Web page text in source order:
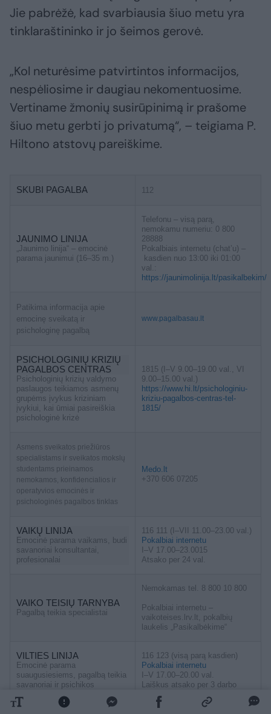
Jie pabrėžė, kad svarbiausia šiuo metu yra
tinklaraštininko ir jo šeimos gerovė.
„Kol neturėsime patvirtintos informacijos,
nespėliosime ir daugiau nekomentuosime.
Vertiname žmonių susirūpinimą ir prašome
šiuo metu gerbti jo privatumą“, – teigiama P.
Hiltono atstovų pareiškime.
SKUBI PAGALBA 112
JAUNIMO LINIJA
„Jaunimo linija“ – emocinė
parama jaunimui (16–35 m.)
Telefonu – visą parą,
nemokamu numeriu: 0 800
28888
Pokalbiais internetu (chat’u) –
kasdien nuo 13:00 iki 01:00
val.:
https://jaunimolinija.lt/pasikalbekim/
Patikima informacija apie
emocinę sveikatą ir
psichologinę pagalbą
www.pagalbasau.lt
PSICHOLOGINIŲ KRIZIŲ
PAGALBOS CENTRAS
Psichologinių krizių valdymo
paslaugos teikiamos asmenų
grupėms įvykus kriziniam
įvykiui, kai ūmiai pasireiškia
psichologinė krizė
1815 (I–V 9.00–19.00 val., VI
9.00–15.00 val.)
https://www.hi.lt/psichologiniu-
kriziu-pagalbos-centras-tel-
1815/
Asmens sveikatos priežiūros
specialistams ir sveikatos mokslų
studentams prieinamos
nemokamos, konfidencialios ir
operatyvios emocinės ir
psichologinės pagalbos tinklas
Medo.lt
+370 606 07205
VAIKŲ LINIJA
Emocinė parama vaikams, budi
savanoriai konsultantai,
profesionalai
116 111 (I–VII 11.00–23.00 val.)
Pokalbiai internetu
I–V 17.00–23.0015
Atsako per 24 val.
VAIKO TEISIŲ TARNYBA
Pagalbą teikia specialistai
Nemokamas tel. 8 800 10 800
Pokalbiai internetu –
vaikoteises.lrv.lt, pokalbių
laukelis „Pasikalbėkime“
VILTIES LINIJA
Emocinė parama
suaugusiesiems, pagalbą teikia
savanoriai ir psichikos
sveikatos specialistai
116 123 (visą parą kasdien)
Pokalbiai internetu
I–V 17.00–20.00 val.
Laiškus atsako per 3 darbo
dienas